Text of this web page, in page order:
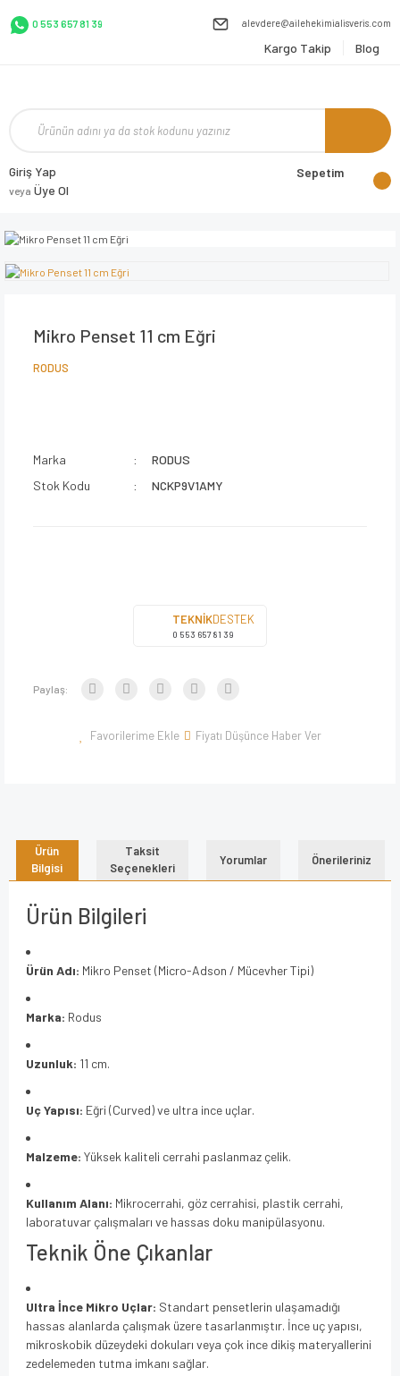
0 553 657 81 39 alevdere@ailehekimialisveris.com
Kargo Takip Blog
Giriş Yap
veya Üye Ol
Sepetim
Mikro Penset 11 cm Eğri
RODUS
Marka
RODUS
Stok Kodu
NCKP9V1AMY
TEKNİKDESTEK
0 553 657 81 39
Paylaş:
Fiyatı Düşünce Haber Ver
Ürün
Bilgisi
Taksit
Seçenekleri
Yorumlar Önerileriniz
Ürün Bilgileri
Ürün Adı: Mikro Penset (Micro-Adson / Mücevher Tipi)
Marka: Rodus
Uzunluk: 11 cm.
Uç Yapısı: Eğri (Curved) ve ultra ince uçlar.
Malzeme: Yüksek kaliteli cerrahi paslanmaz çelik.
Kullanım Alanı: Mikrocerrahi, göz cerrahisi, plastik cerrahi,
laboratuvar çalışmaları ve hassas doku manipülasyonu.
Teknik Öne Çıkanlar
Ultra İnce Mikro Uçlar: Standart pensetlerin ulaşamadığı
hassas alanlarda çalışmak üzere tasarlanmıştır. İnce uç yapısı,
mikroskobik düzeydeki dokuları veya çok ince dikiş materyallerini
zedelemeden tutma imkanı sağlar.